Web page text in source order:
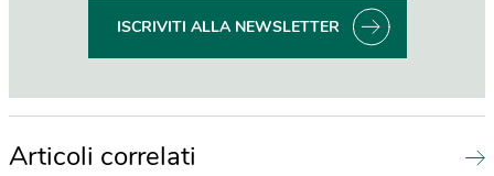
ISCRIVITI ALLA NEWSLETTER
Articoli correlati